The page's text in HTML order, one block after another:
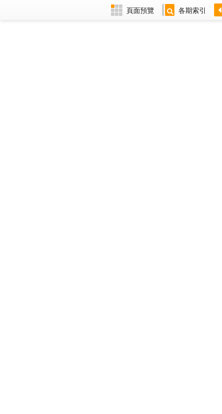
頁面預覽 各期索引